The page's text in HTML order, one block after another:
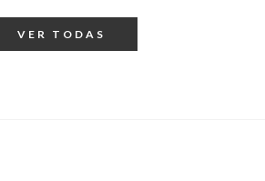
VER TODAS